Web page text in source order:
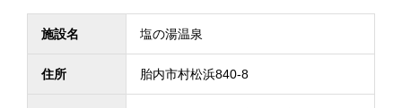
施設名 塩の湯温泉
住所 胎内市村松浜840-8